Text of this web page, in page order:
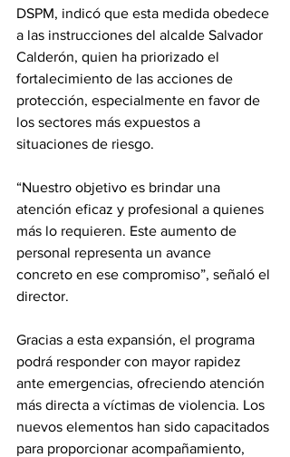
DSPM, indicó que esta medida obedece
a las instrucciones del alcalde Salvador
Calderón, quien ha priorizado el
fortalecimiento de las acciones de
protección, especialmente en favor de
los sectores más expuestos a
situaciones de riesgo.
“Nuestro objetivo es brindar una
atención eficaz y profesional a quienes
más lo requieren. Este aumento de
personal representa un avance
concreto en ese compromiso”, señaló el
director.
Gracias a esta expansión, el programa
podrá responder con mayor rapidez
ante emergencias, ofreciendo atención
más directa a víctimas de violencia. Los
nuevos elementos han sido capacitados
para proporcionar acompañamiento,